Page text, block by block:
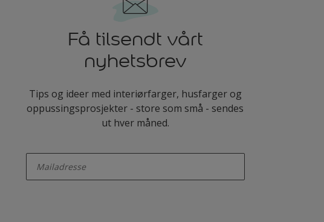
Få tilsendt vårt
nyhetsbrev
Tips og ideer med interiørfarger, husfarger og
oppussingsprosjekter - store som små - sendes
ut hver måned.